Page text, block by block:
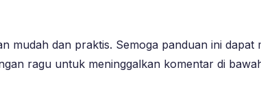
dan praktis. Semoga panduan ini
ragu untuk meninggalkan komentar di